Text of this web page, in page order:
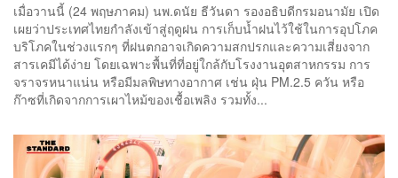
เมื่อวานนี้ (24 พฤษภาคม) นพ.ดนัย ธีวันดา รองอธิบดีกรมอนามัย เปิด
เผยว่าประเทศไทยกำลังเข้าสู่ฤดูฝน การเก็บน้ำฝนไว้ใช้ในการอุปโภค
บริโภคในช่วงแรกๆ ที่ฝนตกอาจเกิดความสกปรกและความเสี่ยงจาก
สารเคมีได้ง่าย โดยเฉพาะพื้นที่ที่อยู่ใกล้กับโรงงานอุตสาหกรรม การ
จราจรหนาแน่น หรือมีมลพิษทางอากาศ เช่น ฝุ่น PM.2.5 ควัน หรือ
ก๊าซที่เกิดจากการเผาไหม้ของเชื้อเพลิง รวมทั้ง...